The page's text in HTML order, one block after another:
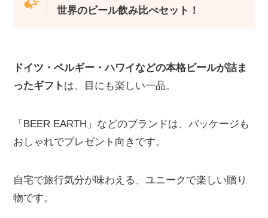
世界のビール飲み比べセット！
ドイツ・ベルギー・ハワイなどの本格ビールが詰ま
ったギフト は、目にも楽しい一品。
「BEER EARTH」などのブランドは、パッケージも
おしゃれでプレゼント向きです。
自宅で旅行気分が味わえる、ユニークで楽しい贈り
物です。